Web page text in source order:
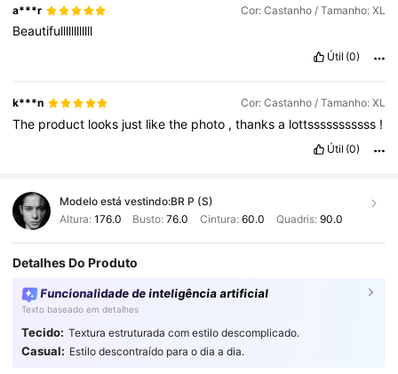
a***r Cor: Castanho / Tamanho: XL
Beautifullllllllllll
Útil (0)
k***n Cor: Castanho / Tamanho: XL
The product looks just likethe photo ,thanksa lottsssssssssss !
Útil (0)
Modelo está vestindo:BR P (S)
Altura: 176.0 Busto:76.0 Cintura: 60.0 Quadris: 90.0
Detalhes Do Produto
Funcionalidade de inteligência artificial
Texto baseado em detalhes
Tecido: Textura estruturada com estilo descomplicado.
Casual: Estilo descontraído para o dia a dia.